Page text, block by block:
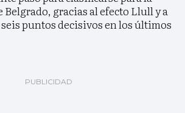
Belgrado, gracias al efecto Llull y a
puntos decisivos en los últimos